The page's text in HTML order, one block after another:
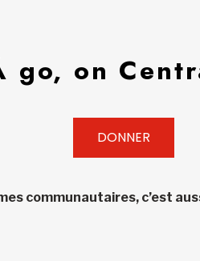
go, on
DONNER
communautaires, c’est